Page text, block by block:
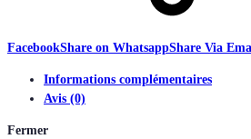
FacebookShare on WhatsappShare Via
Informations complémentaires
Avis (0)
Fermer